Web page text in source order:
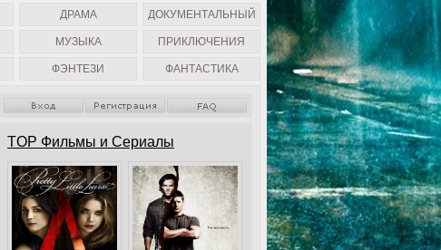
TOP Фильмы и Сериалы
ДРАМА ДОКУМЕНТАЛЬНЫЙ
МУЗЫКА ПРИКЛЮЧЕНИЯ
ФЭНТЕЗИ ФАНТАСТИКА